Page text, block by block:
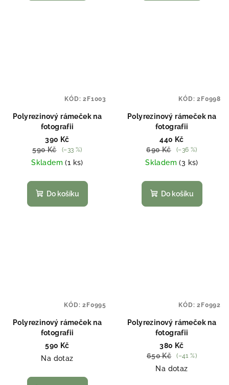
Polyrezinový rámeček na
fotografii
390 Kč
590 Kč
(–33 %)
Skladem(1 ks)
Do košíku
KÓD:2F1003
Polyrezinový rámeček na
fotografii
440 Kč
690 Kč
(–36 %)
Skladem(3 ks)
Do košíku
KÓD:2F0998
Polyrezinový rámeček na
fotografii
590 Kč
Na dotaz
KÓD:2F0995
Polyrezinový rámeček na
fotografii
380 Kč
650 Kč
(–41 %)
Na dotaz
KÓD:2F0992